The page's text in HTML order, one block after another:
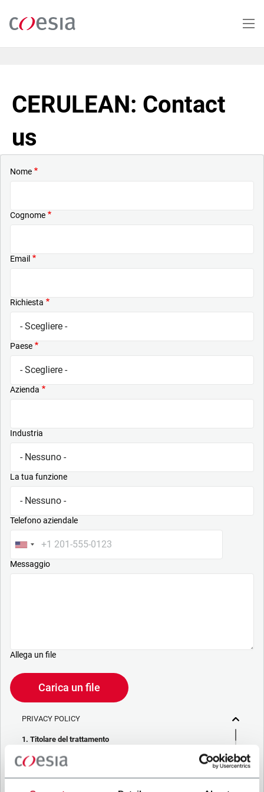
contenuto
CERULEAN: Contact
us
Nome
Cognome
Email
Richiesta
Paese
Azienda
Industria
La tua funzione
Telefono aziendale
Messaggio
Allega un file
Carica un file
PRIVACY POLICY
1. Titolare del trattamento
La società che stai cercando di contattare (“Società”)
tramite questo form tratta i tuoi dati personali – in qualità di
titolare/contitolare del trattamento – per le finalità descritte